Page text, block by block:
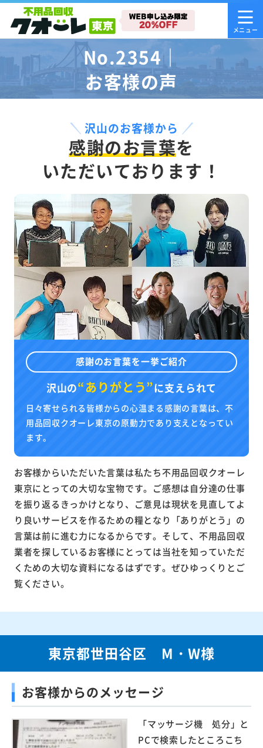
No.2354｜
お客様の声
沢山のお客様から
感謝のお言葉を
いただいております！
感謝のお言葉を一挙ご紹介
沢山の“ありがとう”に支えられて
日々寄せられる皆様からの心温まる感謝の言葉は、不
用品回収クオーレ東京の原動力であり支えとなってい
ます。
お客様からいただいた言葉は私たち不用品回収クオーレ
東京にとっての大切な宝物です。ご感想は自分達の仕事
を振り返るきっかけとなり、ご意見は現状を見直してよ
り良いサービスを作るための糧となり「ありがとう」の
言葉は前に進む力になるからです。そして、不用品回収
業者を探しているお客様にとっては当社を知っていただ
くための大切な資料になるはずです。ぜひゆっくりとご
覧ください。
東京都世田谷区 M・W様
お客様からのメッセージ
「マッサージ機 処分」と
PCで検索したところこち